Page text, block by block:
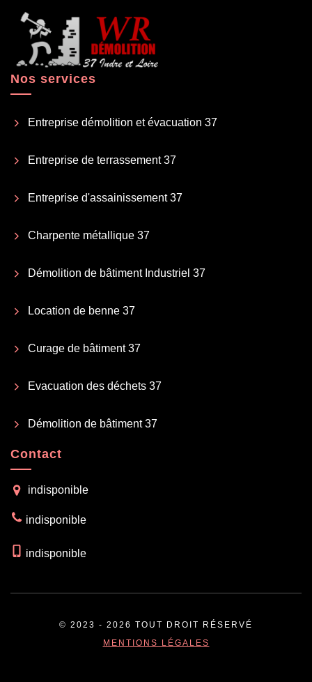
Nos services
Entreprise démolition et évacuation 37
Entreprise de terrassement 37
Entreprise d'assainissement 37
Charpente métallique 37
Démolition de bâtiment Industriel 37
Location de benne 37
Curage de bâtiment 37
Evacuation des déchets 37
Démolition de bâtiment 37
Contact
indisponible
indisponible
indisponible
© 2023 - 2026 TOUT DROIT RÉSERVÉ
MENTIONS LÉGALES